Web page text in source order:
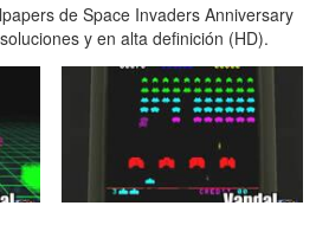
de Space Invaders Anniversary
y en alta definición (HD).